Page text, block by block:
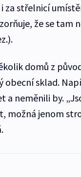
střelnicí
že se tam
domů z
obecní sklad.
a neměnili by.
možná jenom